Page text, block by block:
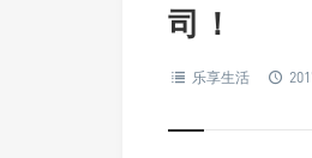
司！
乐享生活